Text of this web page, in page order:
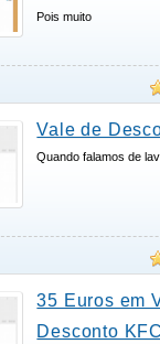
Pois muito
Vale de
Quando falamos de
35 Euros em
Desconto